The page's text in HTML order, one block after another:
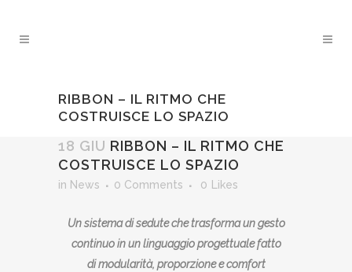
RIBBON – IL RITMO CHE
COSTRUISCE LO SPAZIO
18 GIU RIBBON – IL RITMO CHE
COSTRUISCE LO SPAZIO
in News 0 Comments 0 Likes
Un sistema di sedute che trasforma un gesto
continuo in un linguaggio progettuale fatto
di modularità, proporzione e comfort